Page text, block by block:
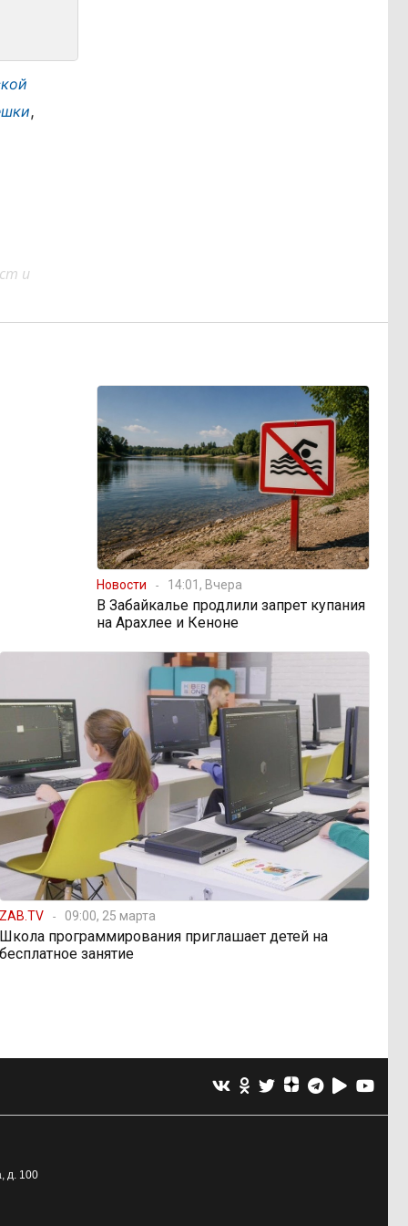
,
и
Новости 14:01, Вчера
В Забайкалье продлили запрет купания
на Арахлее и Кеноне
ZAB.TV 09:00, 25 марта
Школа программирования приглашает детей на
бесплатное занятие
д. 100